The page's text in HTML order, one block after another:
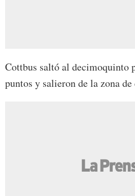
Cottbus saltó al decimoquinto
puntos y salieron de la zona de